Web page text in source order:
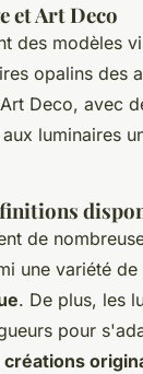
et Art Deco
des modèles
opalins des
Deco, avec
luminaires
de
une variété
. De plus, les
pour
créations